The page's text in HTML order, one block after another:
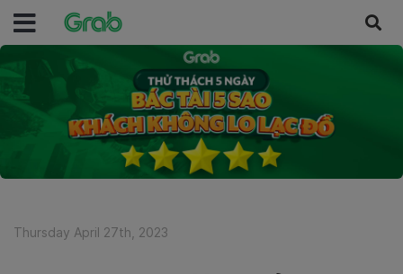
Thursday April 27th, 2023